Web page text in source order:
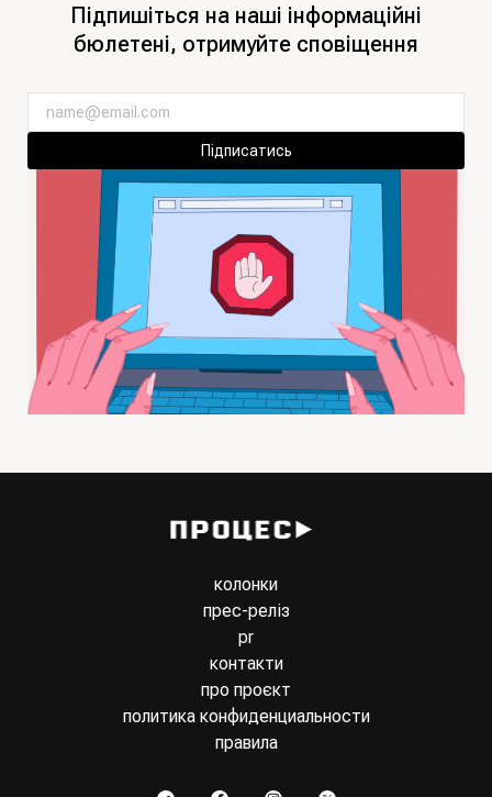
Підпишіться на наші інформаційні
бюлетені, отримуйте сповіщення
Підписатись
колонки
прес-реліз
pr
контакти
про проєкт
политика конфиденциальности
правила